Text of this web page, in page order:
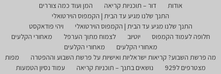
אודות
דור – תוכניות קריאה
המן ועוד כמה צוררים
התנך שלנו מגיע עד הבית | הקמפוס הוירטואלי
התנך שלנו מגיע עד הבית | הקמפוס הוירטואלי
ויהי פודאקסט
חלופה לעמוד הקמפוס
יוטיוב לצמוח מתוך הערפל
מאחורי הקלעים
מאחורי הקלעים
מאחורי הקלעים
מה פרשת השבוע? קריאות ישראליות ואישיות על פרשת השבוע וההפטרה
מפות
מצטרפים ל929
נושאים בתנך – תוכניות קריאה
עמוד נסיון הטמעות